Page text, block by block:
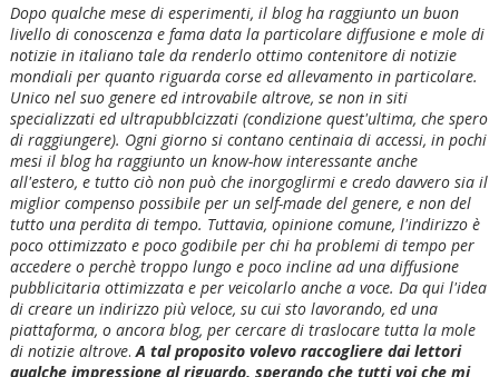
Dopo qualche mese di esperimenti, il blog ha raggiunto un buon
livello di conoscenza e fama data la particolare diffusione e mole di
notizie in italiano tale da renderlo ottimo contenitore di notizie
mondiali per quanto riguarda corse ed allevamento in particolare.
Unico nel suo genere ed introvabile altrove, se non in siti
specializzati ed ultrapubblcizzati (condizione quest'ultima, che spero
di raggiungere). Ogni giorno si contano centinaia di accessi, in pochi
mesi il blog ha raggiunto un know-how interessante anche
all'estero, e tutto ciò non può che inorgoglirmi e credo davvero sia il
miglior compenso possibile per un self-made del genere, e non del
tutto una perdita di tempo. Tuttavia, opinione comune, l'indirizzo è
poco ottimizzato e poco godibile per chi ha problemi di tempo per
accedere o perchè troppo lungo e poco incline ad una diffusione
pubblicitaria ottimizzata e per veicolarlo anche a voce. Da qui l'idea
di creare un indirizzo più veloce, su cui sto lavorando, ed una
piattaforma, o ancora blog, per cercare di traslocare tutta la mole
di notizie altrove. A tal proposito volevo raccogliere dai lettori
qualche impressione al riguardo, sperando che tutti voi che mi